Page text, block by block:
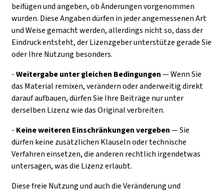
beifügen und angeben, ob Änderungen vorgenommen
wurden. Diese Angaben dürfen in jeder angemessenen Art
und Weise gemacht werden, allerdings nicht so, dass der
Eindruck entsteht, der Lizenzgeber unterstütze gerade Sie
oder Ihre Nutzung besonders.
-Weitergabe unter gleichen Bedingungen— Wenn Sie
das Material remixen, verändern oder anderweitig direkt
darauf aufbauen, dürfen Sie Ihre Beiträge nur unter
derselben Lizenz wie das Original verbreiten.
- Keine weiteren Einschränkungenvergeben— Sie
dürfen keine zusätzlichen Klauseln oder technische
Verfahren einsetzen, die anderen rechtlich irgendetwas
untersagen, was die Lizenz erlaubt.
Diese freie Nutzung und auch die Veränderung und